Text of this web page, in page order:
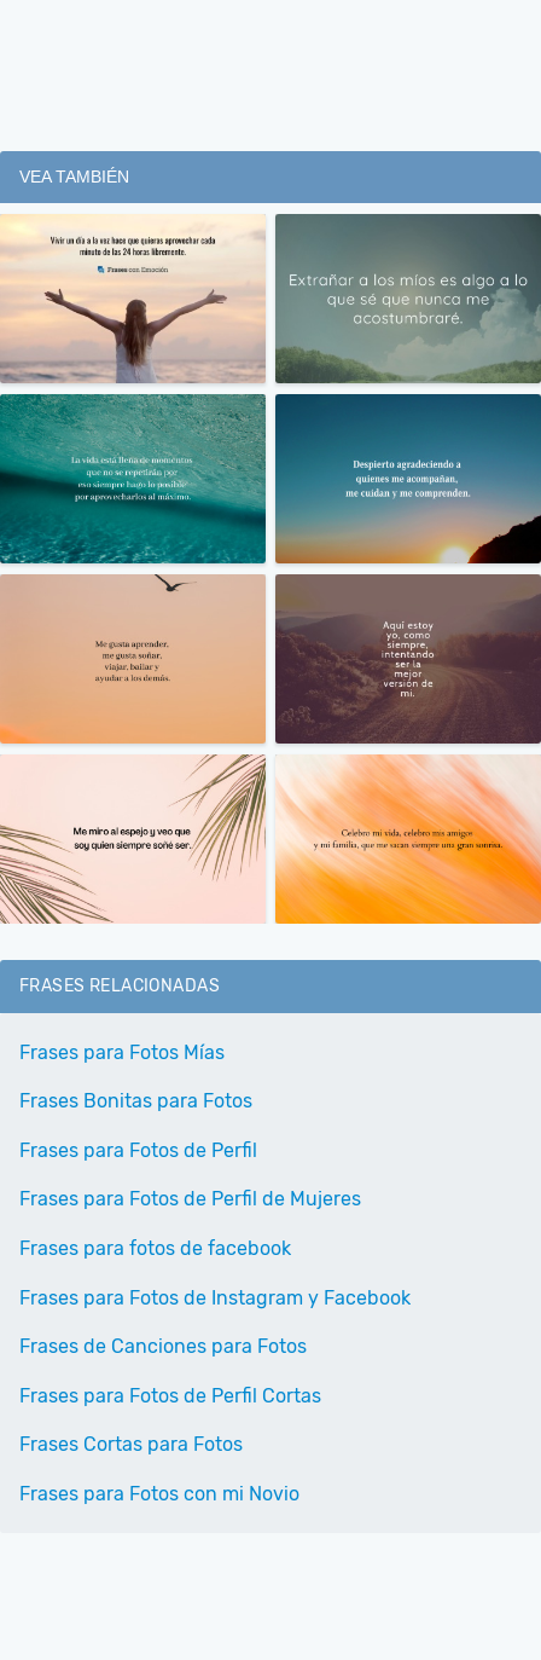
VEA TAMBIÉN
FRASES RELACIONADAS
Frases para Fotos Mías
Frases Bonitas para Fotos
Frases para Fotos de Perfil
Frases para Fotos de Perfil de Mujeres
Frases para fotos de facebook
Frases para Fotos de Instagram y Facebook
Frases de Canciones para Fotos
Frases para Fotos de Perfil Cortas
Frases Cortas para Fotos
Frases para Fotos con mi Novio